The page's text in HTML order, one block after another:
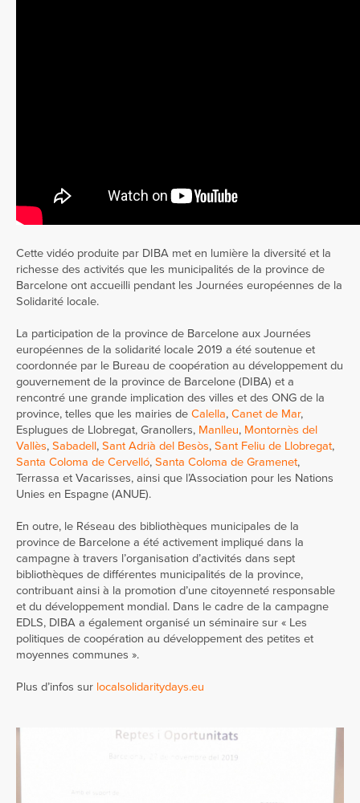
Cette vidéo produite par DIBA met en lumière la diversité et la
richesse des activités que les municipalités de la province de
Barcelone ont accueilli pendant les Journées européennes de la
Solidarité locale.
La participation de la province de Barcelone aux Journées
européennes de la solidarité locale 2019 a été soutenue et
coordonnée par le Bureau de coopération au développement du
gouvernement de la province de Barcelone (DIBA) et a
rencontré une grande implication des villes et des ONG de la
province, telles que les mairies de Calella, Canet de Mar,
Esplugues de Llobregat, Granollers, Manlleu, Montornès del
Vallès, Sabadell, Sant Adrià del Besòs, Sant Feliu de Llobregat,
Santa Coloma de Cervelló, Santa Coloma de Gramenet,
Terrassa et Vacarisses, ainsi que l’Association pour les Nations
Unies en Espagne (ANUE).
En outre, le Réseau des bibliothèques municipales de la
province de Barcelone a été activement impliqué dans la
campagne à travers l’organisation d’activités dans sept
bibliothèques de différentes municipalités de la province,
contribuant ainsi à la promotion d’une citoyenneté responsable
et du développement mondial. Dans le cadre de la campagne
EDLS, DIBA a également organisé un séminaire sur « Les
politiques de coopération au développement des petites et
moyennes communes ».
Plus d’infos sur localsolidaritydays.eu